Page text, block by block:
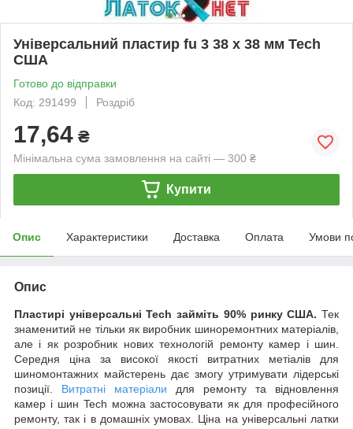
Універсальний пластир fu 3 38 х 38 мм Tech
США
Готово до відправки
Код: 291499
Роздріб
17,64 ₴
Мінімальна сума замовлення на сайті — 300 ₴
Купити
Опис Характеристики Доставка Оплата Умови
Опис
Пластирі універсальні Tech займіть 90% ринку США. Тек
знаменитий не тільки як виробник шиноремонтних матеріалів,
але і як розробник нових технологій ремонту камер і шин.
Середня ціна за високої якості витратних метіалів для
шиномонтажних майстерень дає змогу утримувати лідерські
позиції. Витратні матеріали для ремонту та відновлення
камер і шин Tech можна застосовувати як для професійного
ремонту, так і в домашніх умовах. Ціна на універсальні латки